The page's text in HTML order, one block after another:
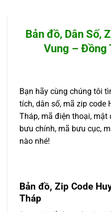
Bản đồ, Dân Số,
Vung – Đồng
Bạn hãy cùng chúng tôi
tích, dân số, mã zip code
Tháp, mã điện thoại, mật
bưu chính, mã bưu cục,
nào nhé!
Bản đồ, Zip Code
Tháp